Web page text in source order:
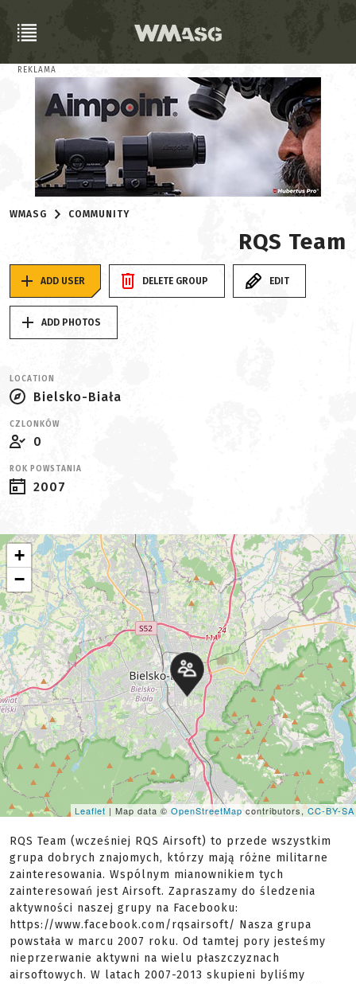
REKLAMA
WMASG COMMUNITY
RQS Team
ADD USER DELETE GROUP EDIT
ADD PHOTOS
LOCATION
Bielsko-Biała
CZLONKÓW
0
ROK POWSTANIA
2007
+
−
Leaflet | Map data © OpenStreetMapcontributors,CC-BY-SA
RQS Team (wcześniej RQS Airsoft) to przede wszystkim
grupa dobrych znajomych, którzy mają różne militarne
zainteresowania. Wspólnym mianownikiem tych
zainteresowań jest Airsoft. Zapraszamy do śledzenia
aktywności naszej grupy na Facebooku:
https://www.facebook.com/rqsairsoft/ Nasza grupa
powstała w marcu 2007 roku. Od tamtej pory jesteśmy
nieprzerwanie aktywni na wielu płaszczyznach
airsoftowych. W latach 2007-2013 skupieni byliśmy